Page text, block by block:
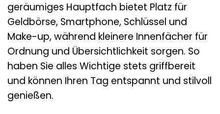
geräumiges Hauptfach bietet Platz für
Geldbörse, Smartphone, Schlüssel und
Make-up, während kleinere Innenfächer für
Ordnung und Übersichtlichkeit sorgen. So
haben Sie alles Wichtige stets griffbereit
und können Ihren Tag entspannt und stilvoll
genießen.